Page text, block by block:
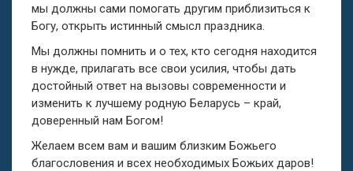
мы должны сами помогать другим приблизиться к
Богу, открыть истинный смысл праздника.
Мы должны помнить и о тех, кто сегодня находится
в нужде, прилагать все свои усилия, чтобы дать
достойный ответ на вызовы современности и
изменить к лучшему родную Беларусь – край,
доверенный нам Богом!
Желаем всем вам и вашим близким Божьего
благословения и всех необходимых Божьих даров!